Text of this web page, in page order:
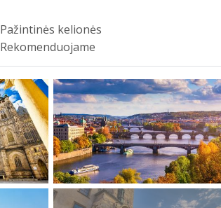
Pažintinės kelionės
Rekomenduojame